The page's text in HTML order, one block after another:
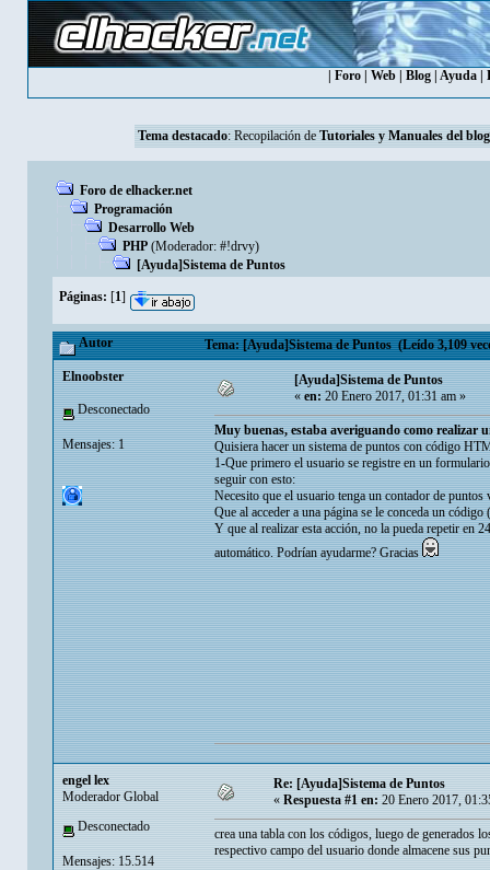
Foro| Web| Blog| Ayuda|
Tema destacado: Recopilación de Tutoriales y Manuales del blog
Foro de elhacker.net
Programación
Desarrollo Web
PHP (Moderador: #!drvy)
[Ayuda]Sistema de Puntos
Páginas: [1]
Autor Tema: [Ayuda]Sistema de Puntos (Leído 3,109
Elnoobster
Desconectado
Mensajes: 1
[Ayuda]Sistema de Puntos
«en:20 Enero 2017, 01:31 am »
Muy buenas, estaba averiguando como realizar
Quisiera hacer un sistema de puntos con código
1-Que primero el usuario se registre en un
seguir con esto:
Necesito que el usuario tenga un contador de
Que al acceder a una página se le conceda un
Y que al realizar esta acción, no la pueda repetir en
automático. Podrían ayudarme? Gracias
engel lex
Moderador Global
Desconectado
Mensajes: 15.514
Re: [Ayuda]Sistema de Puntos
« Respuesta #1 en: 20 Enero 2017,
crea una tabla con los códigos, luego de generados
respectivo campo del usuario donde almacene sus